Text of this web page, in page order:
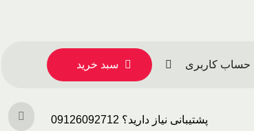
حساب کاربری سبد خرید
پشتیبانی نیاز دارید؟ 09126092712